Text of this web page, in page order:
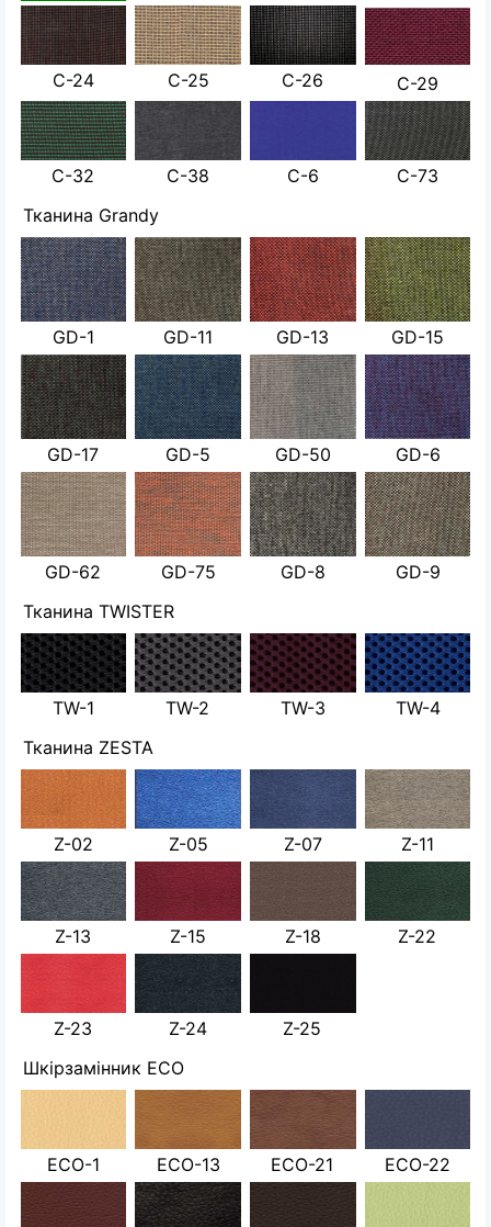
С-24 С-25 С-26 С-29
С-32 С-38 С-6
С-73
Тканина Grandy
GD-1 GD-11 GD-13 GD-15
GD-17 GD-5 GD-50 GD-6
GD-62 GD-75 GD-8
GD-9
Тканина TWISTER
TW-1 TW-2 TW-3
TW-4
Тканина ZESTA
Z-02 Z-05 Z-07 Z-11
Z-13 Z-15 Z-18 Z-22
Z-23 Z-24
Z-25
Шкірзамінник ECO
ECO-1 ECO-13 ECO-21 ECO-22